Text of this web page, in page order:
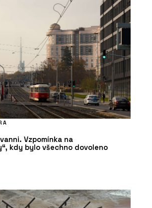
Vzpomínka na
kdy bylo všechno dovoleno